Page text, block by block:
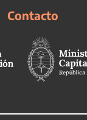
Contacto